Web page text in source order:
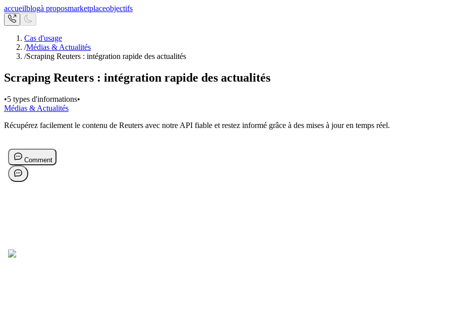
accueilblogà proposmarketplaceobjectifs
Cas d'usage
/Médias & Actualités
/Scraping Reuters : intégration rapide des actualités
Scraping Reuters : intégration rapide des actualités
•5 types d'informations•
Médias & Actualités
Récupérez facilement le contenu de Reuters avec notre API fiable et restez informé grâce à des mises à jour en temps réel.